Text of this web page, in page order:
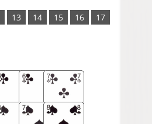
13 14 15 16
17